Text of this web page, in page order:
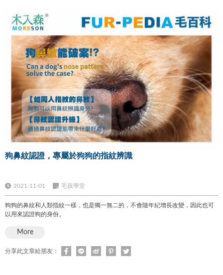
狗鼻紋認證，專屬於狗狗的指紋辨識
2021-11-01 毛孩學堂
狗狗的鼻紋和人類指紋一樣，也是獨一無二的，不會隨年紀增長改變，因此也可
以用來認證狗的身份。
More
分享此文章給朋友：